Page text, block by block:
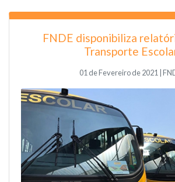
FNDE disponibiliza
Transporte
01 de Fevereiro de 2021 |